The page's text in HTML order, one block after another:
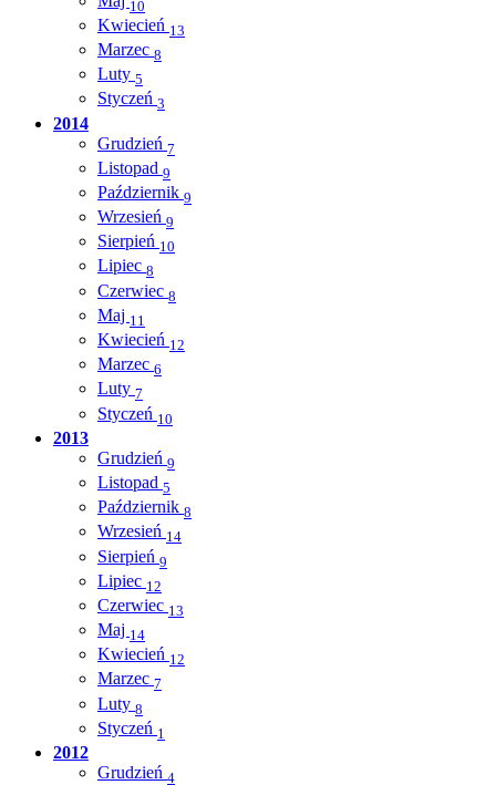
10
Kwiecień 13
Marzec 8
Luty 5
Styczeń 3
2014
Grudzień 7
Listopad 9
Październik 9
Wrzesień 9
Sierpień 10
Lipiec 8
Czerwiec 8
Maj 11
Kwiecień 12
Marzec 6
Luty 7
Styczeń 10
2013
Grudzień 9
Listopad 5
Październik 8
Wrzesień 14
Sierpień 9
Lipiec 12
Czerwiec 13
Maj 14
Kwiecień 12
Marzec 7
Luty 8
Styczeń 1
2012
Grudzień 4